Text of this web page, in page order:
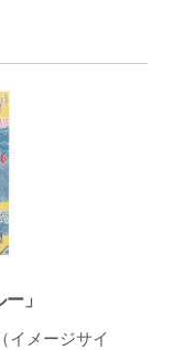
」
メージサイ